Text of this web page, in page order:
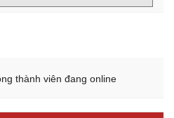
thành viên đang online